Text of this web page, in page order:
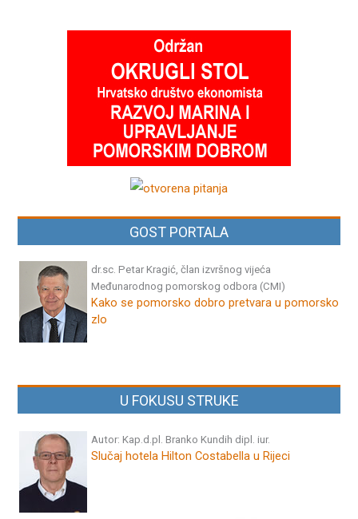
GOST PORTALA
dr.sc. Petar Kragić, član izvršnog vijeća
Međunarodnog pomorskog odbora (CMI)
Kako se pomorsko dobro pretvara u pomorsko
zlo
U FOKUSU STRUKE
Autor: Kap.d.pl. Branko Kundih dipl. iur.
Slučaj hotela Hilton Costabella u Rijeci